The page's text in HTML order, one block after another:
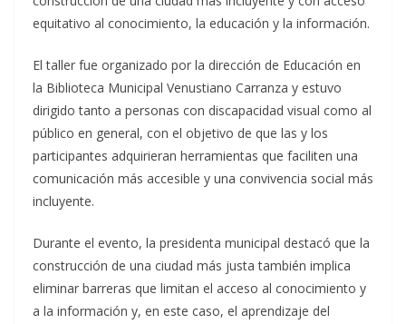
equitativo al conocimiento, la educación y la información.
El taller fue organizado por la dirección de Educación en
la Biblioteca Municipal Venustiano Carranza y estuvo
dirigido tanto a personas con discapacidad visual como al
público en general, con el objetivo de que las y los
participantes adquirieran herramientas que faciliten una
comunicación más accesible y una convivencia social más
incluyente.
Durante el evento, la presidenta municipal destacó que la
construcción de una ciudad más justa también implica
eliminar barreras que limitan el acceso al conocimiento y
a la información y, en este caso, el aprendizaje del